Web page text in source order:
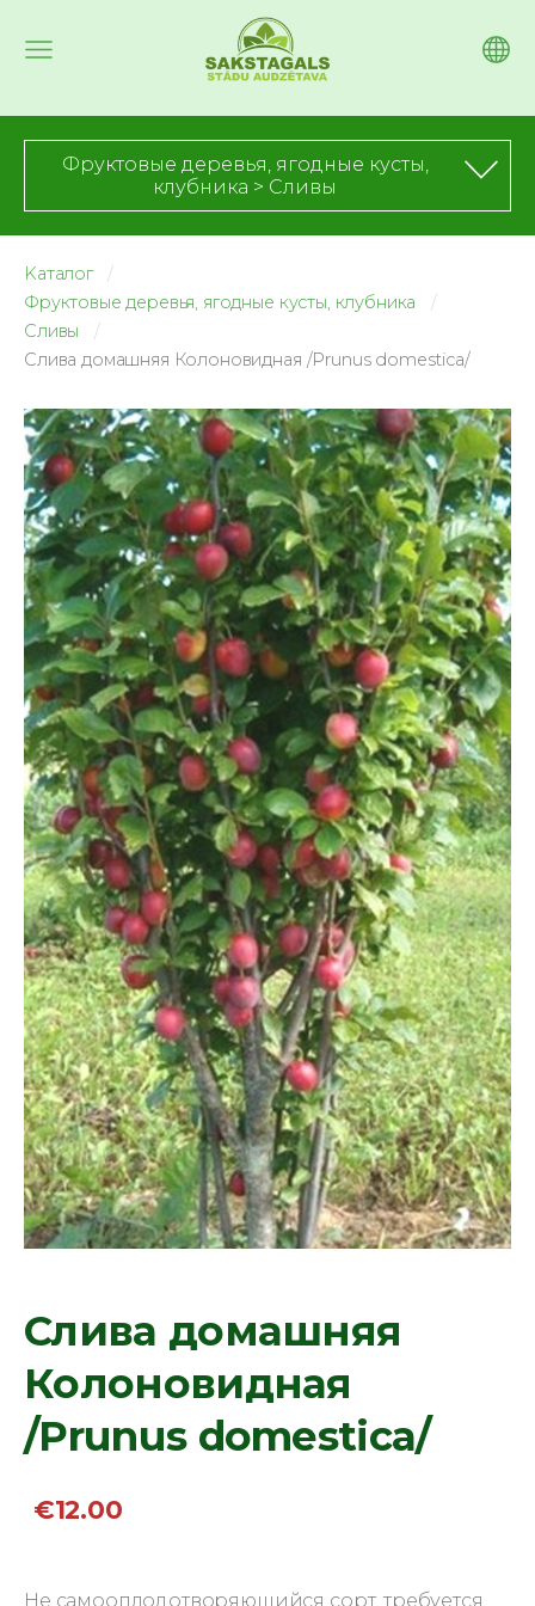
Фруктовые деревья, ягодные кусты,
клубника > Сливы
Kаталог
Фруктовые деревья, ягодные кусты, клубника
Сливы
Слива домашняя Колоновидная /Prunus domestica/
Слива домашняя
Колоновидная
/Prunus domestica/
€12.00
Не самооплодотворяющийся сорт, требуется